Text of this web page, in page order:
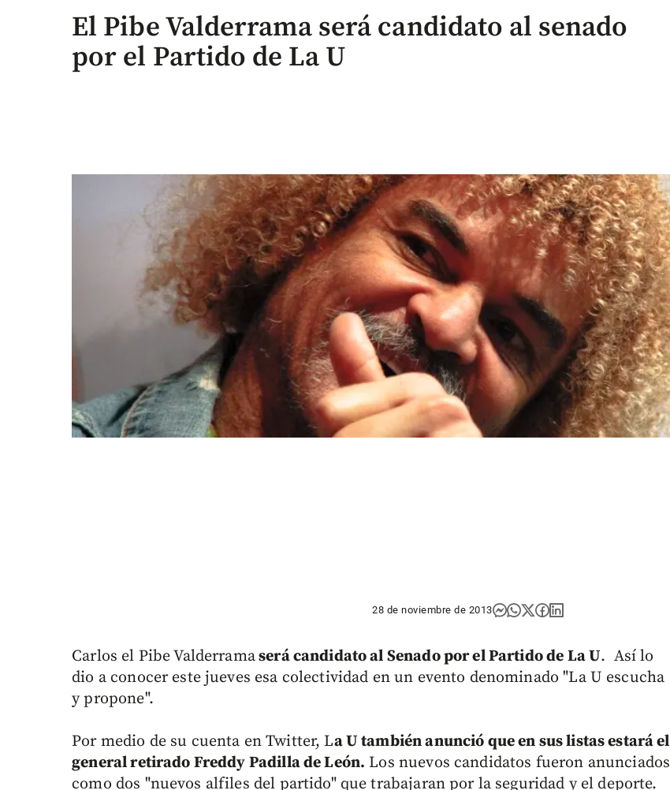
El Pibe Valderrama será candidato al senado
por el Partido de La U
28 de noviembre de 2013
Carlos el Pibe Valderramaserá candidato al Senado por el Partido de La U. Así lo
dio a conocer este jueves esa colectividad en un evento denominado "La U escucha
y propone".
Por medio de su cuenta en Twitter, La U también anunció que en sus listas estará el
general retirado Freddy Padilla de León. Los nuevos candidatos fueron anunciados
como dos "nuevos alfiles del partido" que trabajaran por la seguridad y el deporte.